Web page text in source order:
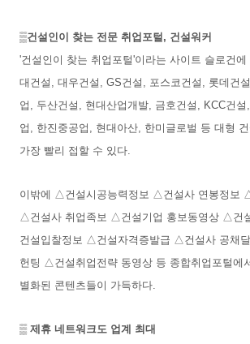
▒건설인이 찾는 전문 취업포털, 건설워커
'건설인이 찾는 취업포털'이라는 사이트 슬로건
대건설, 대우건설, GS건설, 포스코건설, 롯데건
업, 두산건설, 현대산업개발, 금호건설, KCC건
업, 한진중공업, 현대아산, 한미글로벌 등 대형
가장 빨리 접할 수 있다.
이밖에 △건설시공능력정보 △건설사 연봉정보
△건설사 취업족보 △건설기업 홍보동영상 △건
건설입찰정보 △건설자격증발급 △건설사 공채
헌팅 △건설취업전략 동영상 등 종합취업포털에
별화된 콘텐츠들이 가득하다.
▒ 제휴 네트워크도 업계 최대